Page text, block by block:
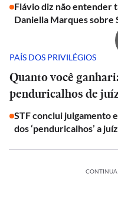
Flávio diz não entender
Daniella Marques sobre
PAÍS DOS PRIVILÉGIOS
Quanto você
penduricalhos de
STF conclui julgamento
dos ‘penduricalhos’ a
CONTINUA